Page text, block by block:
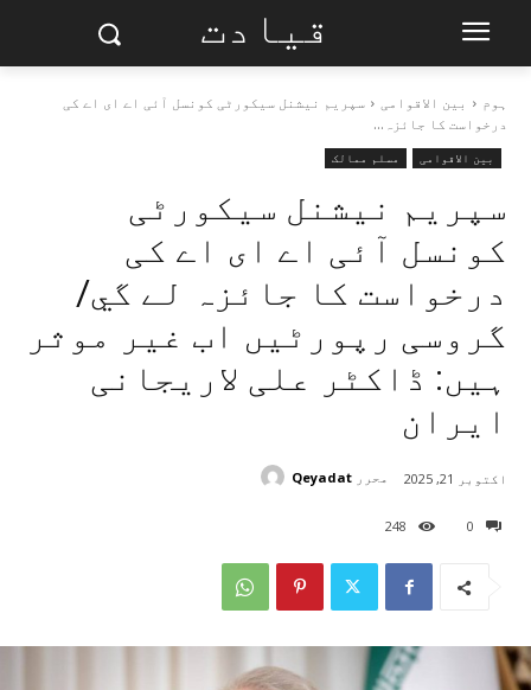
قیادت
ہوم بین الاقوامی
سپریم نیشنل سیکورٹی کونسل آئی اے ای اے کی
درخواست کا جائزہ...
بین الاقوامی مسلم ممالک
سپریم نیشنل سیکورٹی
کونسل آئی اے ای اے کی
درخواست کا جائزہ لے گي/
گروسی رپورٹیں اب غیر موثر
ہیں: ڈاکٹر علی لاریجانی
ایران
0
248
اکتوبر 21, 2025 محرر Qeyadat